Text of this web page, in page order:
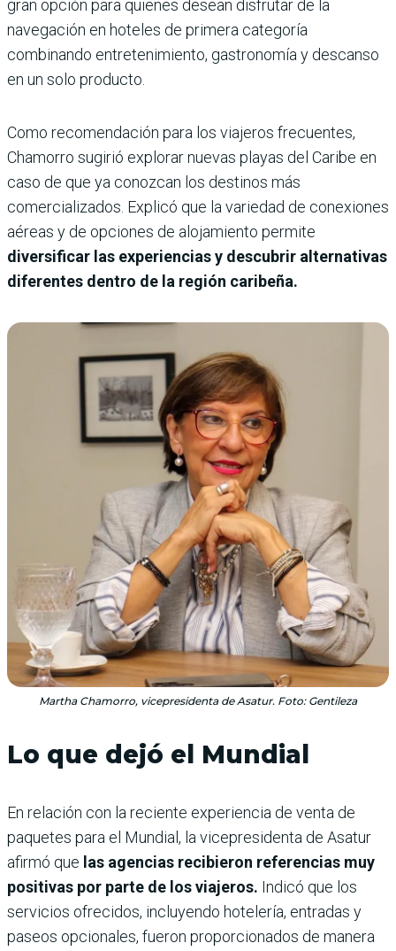
gran opción para quienes desean disfrutar de la
navegación en hoteles de primera categoría
combinando entretenimiento, gastronomía y descanso
en un solo producto.
Como recomendación para los viajeros frecuentes,
Chamorro sugirió explorar nuevas playas del Caribe en
caso de que ya conozcan los destinos más
comercializados. Explicó que la variedad de conexiones
aéreas y de opciones de alojamiento permite
diversificar las experiencias y descubrir alternativas
diferentes dentro de la región caribeña.
Martha Chamorro, vicepresidenta de Asatur. Foto: Gentileza
Lo que dejó el Mundial
En relación con la reciente experiencia de venta de
paquetes para el Mundial, la vicepresidenta de Asatur
afirmó que las agencias recibieron referencias muy
positivas por parte de los viajeros. Indicó que los
servicios ofrecidos, incluyendo hotelería, entradas y
paseos opcionales, fueron proporcionados de manera